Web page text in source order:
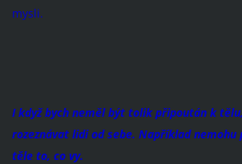
mysli.
I když bych neměl být tolik připoután k
rozeznávat lidi od sebe. Například nemohu
těle to, co vy.